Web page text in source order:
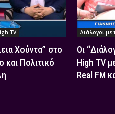
TV
Χούντα” στο
και Πολιτικό
Διάλογοι με
Οι
High TV
Real FM